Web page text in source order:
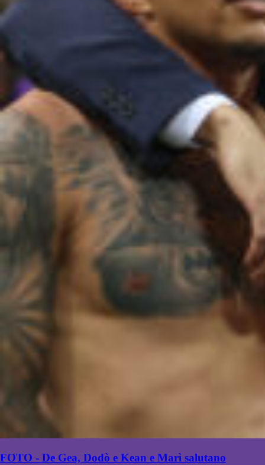
FOTO - De Gea, Dodò e Kean e Marì salutano